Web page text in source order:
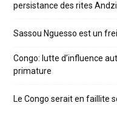
persistance des rites
Sassou Nguesso est un
Congo: lutte d’influence
primature
Le Congo serait en faillite